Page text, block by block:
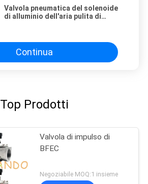
Valvola pneumatica del solenoide
di alluminio dell'aria pulita di
Continua
Top Prodotti
Valvola di impulso di
BFEC
Negoziabile MOQ:1 insieme